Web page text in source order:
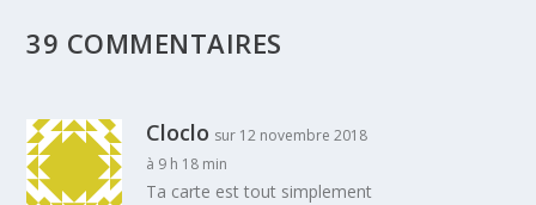
39 COMMENTAIRES
Cloclo sur 12 novembre 2018
à 9 h 18 min
Ta carte est tout simplement